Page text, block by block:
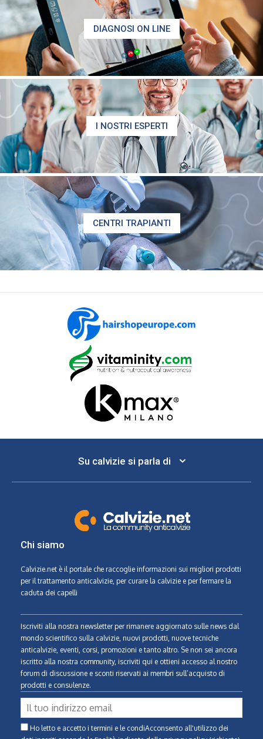
DIAGNOSI ON LINE
I NOSTRI ESPERTI
CENTRI TRAPIANTI
Su calvizie si parla di
Chi siamo
Calvizie.net è il portale che raccoglie informazioni sui migliori prodotti
per il trattamento anticalvizie, per curare la calvizie e per fermare la
caduta dei capelli
Iscriviti alla nostra newsletter per rimanere aggiornato sulle news dal
mondo scientifico sulla calvizie, nuovi prodotti, nuove tecniche
anticalvizie, eventi, corsi, promozioni e tanto altro. Se non sei ancora
iscritto alla nostra community, iscriviti qui e ottieni accesso al nostro
forum di discussione e sconti riservati ai membri sull’acquisto di
prodotti e consulenze.
Ho letto e accetto i termini e le condiAcconsento all'utilizzo dei